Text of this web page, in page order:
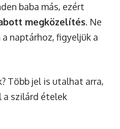
baba más, ezért
megközelítés. Ne
naptárhoz, figyeljük a
Több jel is utalhat arra,
a szilárd ételek